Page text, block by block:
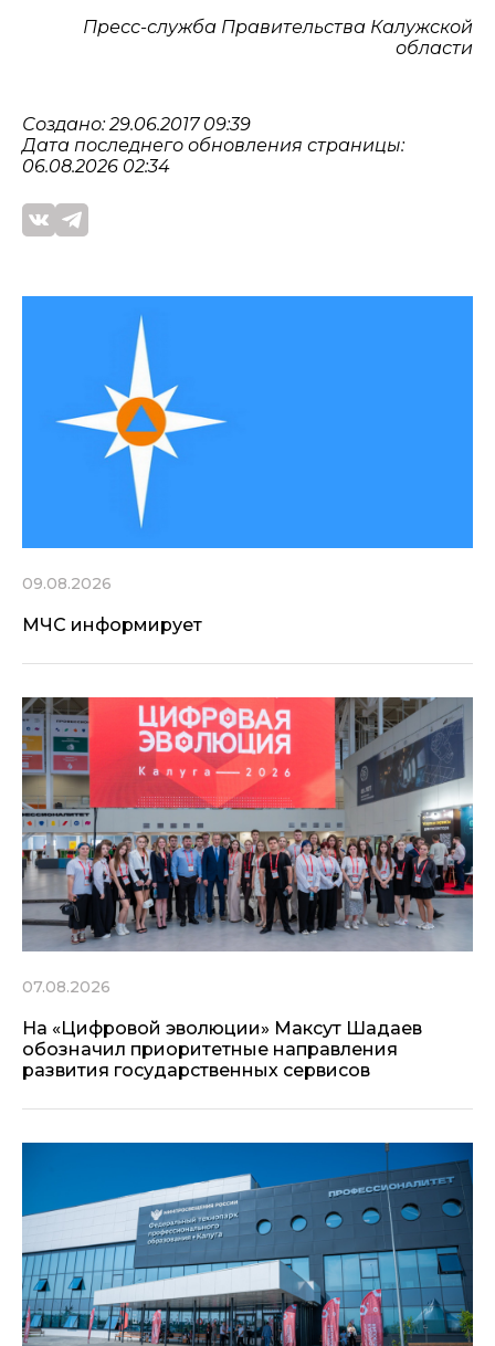
Пресс-служба Правительства Калужской
области
Создано: 29.06.2017 09:39
Дата последнего обновления страницы:
06.08.2026 02:34
09.08.2026
МЧС информирует
07.08.2026
На «Цифровой эволюции» Максут Шадаев
обозначил приоритетные направления
развития государственных сервисов